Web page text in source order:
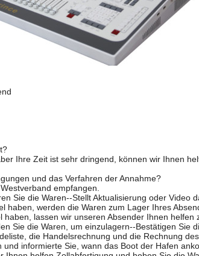
Ihre Zeit ist sehr dringend, können wir Ihnen
und das Verfahren der Annahme?
empfangen.
Sie die Waren--Stellt Aktualisierung oder Video
haben, werden die Waren zum Lager Ihres
haben, lassen wir unseren Absender Ihnen helfen
Sie die Waren, um einzulagern--Bestätigen Sie
die Handelsrechnung und die Rechnung
und informierte Sie, wann das Boot der Hafen